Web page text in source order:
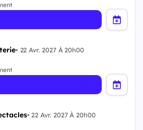
• 22 Avr. 2027 À 20h00
• 22 Avr. 2027 À 20h00